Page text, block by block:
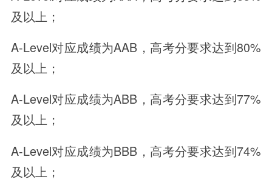
及以上；
A-Level对应成绩为AAB，高考分要求达到80%
及以上；
A-Level对应成绩为ABB，高考分要求达到77%
及以上；
A-Level对应成绩为BBB，高考分要求达到74%
及以上；